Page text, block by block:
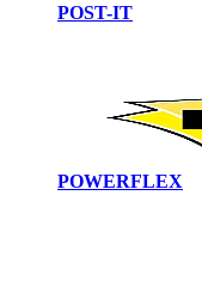
POST-IT
POWERFLEX